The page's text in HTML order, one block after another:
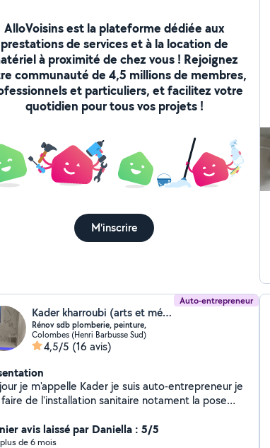
AlloVoisins est la plateforme dédiée aux
prestations de services et à la location de
à proximité de chez vous ! Rejoignez
communauté de 4,5 millions de membres,
et particuliers, et facilitez votre
quotidien pour tous vos projets !
M'inscrire
Auto-entrepreneur
Kader kharroubi (arts et métiers)
Rénov sdb plomberie, peinture,
Colombes (Henri Barbusse Sud)
4,5/5 (16 avis)
je m'appelle Kader je suis auto-entrepreneur je
faire de l'installation sanitaire notament la pose
l'installation de plomberie cuisine et salle
avis laissé par Daniella : 5/5
de 6 mois